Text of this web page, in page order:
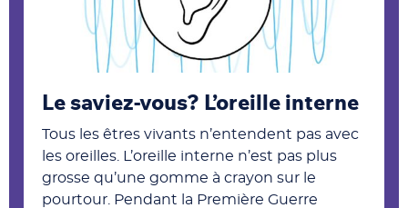
Le saviez-vous? L’oreille interne
Tous les êtres vivants n’entendent pas avec
les oreilles. L’oreille interne n’est pas plus
grosse qu’une gomme à crayon sur le
pourtour. Pendant la Première Guerre